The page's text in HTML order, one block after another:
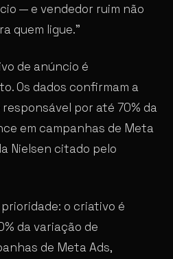
— e vendedor ruim não
quem ligue.”
de anúncio é
Os dados confirmam a
por até 70% da
em campanhas de Meta
Nielsen citado pelo
o criativo é
da variação de
de Meta Ads,